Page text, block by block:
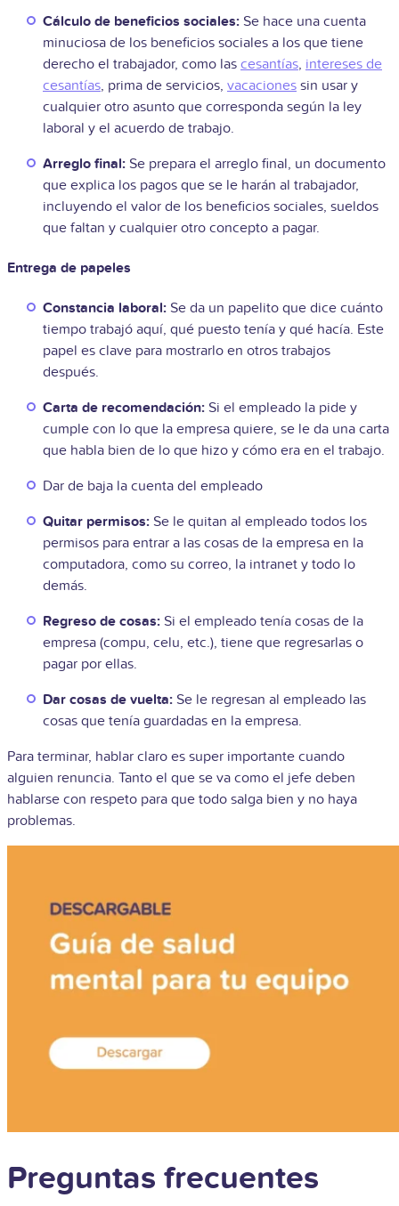
Cálculo de beneficios sociales: Se hace una cuenta
minuciosa de los beneficios sociales a los que tiene
derecho el trabajador, como las cesantías, intereses de
cesantías, prima de servicios, vacaciones sin usar y
cualquier otro asunto que corresponda según la ley
laboral y el acuerdo de trabajo.
Arreglo final: Se prepara el arreglo final, un documento
que explica los pagos que se le harán al trabajador,
incluyendo el valor de los beneficios sociales, sueldos
que faltan y cualquier otro concepto a pagar.
Entrega de papeles
Constancia laboral: Se da un papelito que dice cuánto
tiempo trabajó aquí, qué puesto tenía y qué hacía. Este
papel es clave para mostrarlo en otros trabajos
después.
Carta de recomendación: Si el empleado la pide y
cumple con lo que la empresa quiere, se le da una carta
que habla bien de lo que hizo y cómo era en el trabajo.
Dar de baja la cuenta del empleado
Quitar permisos: Se le quitan al empleado todos los
permisos para entrar a las cosas de la empresa en la
computadora, como su correo, la intranet y todo lo
demás.
Regreso de cosas: Si el empleado tenía cosas de la
empresa (compu, celu, etc.), tiene que regresarlas o
pagar por ellas.
Dar cosas de vuelta: Se le regresan al empleado las
cosas que tenía guardadas en la empresa.
Para terminar, hablar claro es super importante cuando
alguien renuncia. Tanto el que se va como el jefe deben
hablarse con respeto para que todo salga bien y no haya
problemas.
Preguntas frecuentes